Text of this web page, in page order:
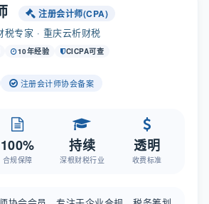
注册会计师(CPA)
税专家 · 重庆云析财税
10年经验 CICPA可查
注册会计师协会备案
100%
合规保障
持续
深根财税行业
透明
收费标准